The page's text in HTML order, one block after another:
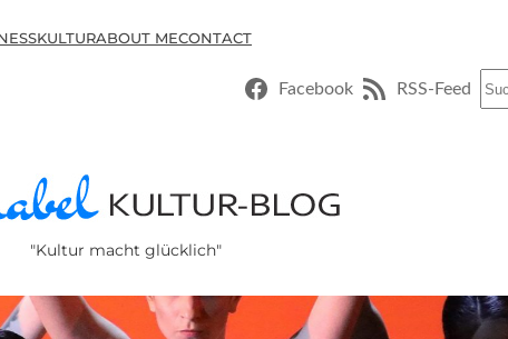
ESSKULTURABOUT MECONTACT
Facebook RSS-Feed
"Kultur macht glücklich"